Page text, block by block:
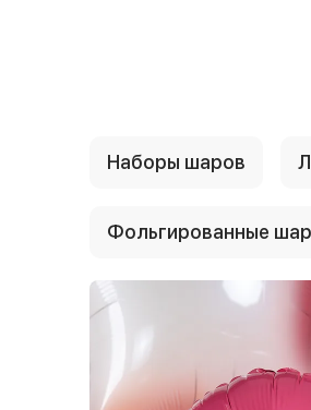
Наборы шаров
Фольгированные